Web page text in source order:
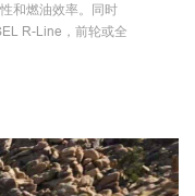
和燃油效率。同时
R-Line，前轮或全